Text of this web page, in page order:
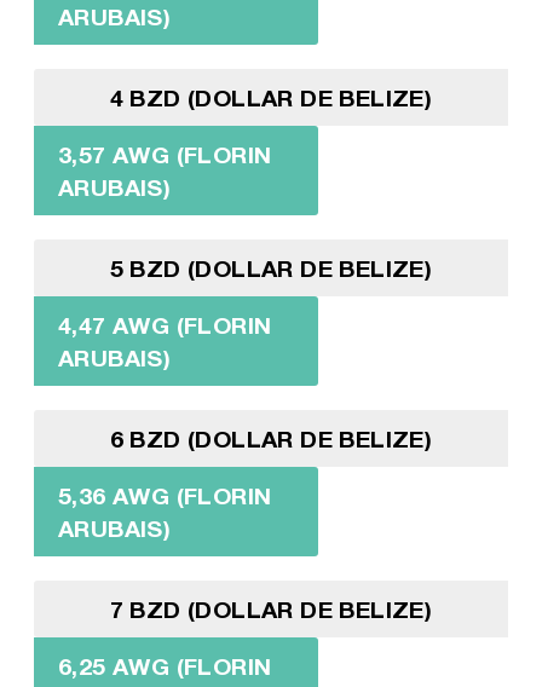
ARUBAIS)
4 BZD (DOLLAR DE BELIZE)
3,57 AWG (FLORIN
ARUBAIS)
5 BZD (DOLLAR DE BELIZE)
4,47 AWG (FLORIN
ARUBAIS)
6 BZD (DOLLAR DE BELIZE)
5,36 AWG (FLORIN
ARUBAIS)
7 BZD (DOLLAR DE BELIZE)
6,25 AWG (FLORIN